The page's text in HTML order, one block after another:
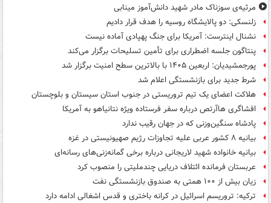
مرثیه‌ی سوزناک مادر شهید دانش‌آموز مینابی
زلنسکی: دو پالایشگاه روسیه را هدف قرار دادیم
نشنال اینترست: آمریکا برای جنگ پهپادی آماده نیست
پنتاگون جلسه اضطراری برای تأمین تسلیحات برگزار می‌کند
پورجمشیدیان: اربعین ۱۴۰۵ با بالاترین سطح امنیت برگزار شد
شرط جدید برای بازنشستگی اعلام شد
هلاکت اعضای یک تیم تروریستی در جنوب استان سیستان و بلوچستان
افشاگری هاآرتص درباره سفر فرستاده ویژه نتانیاهو به آمریکا
پادشاه سنگین‌وزنی که در جهان رقیب ندارد
بیانیه ۸ کشور عربی علیه تجاوزات رژیم صهیونیستی در غزه
بیانیه خانواده شهید لاریجانی درباره برخی گمانه‌زنی‌های رسانه‌ای
عربستان فرمانده ائتلاف دریایی چندملیتی را منصوب کرد
زیان بیش از ۱۰۰ همتی به صندوق‌ بازنشستگی نفت
ترکیه: تروریسم اسرائیل در کرانه باختری و قدس اشغالی ادامه دارد